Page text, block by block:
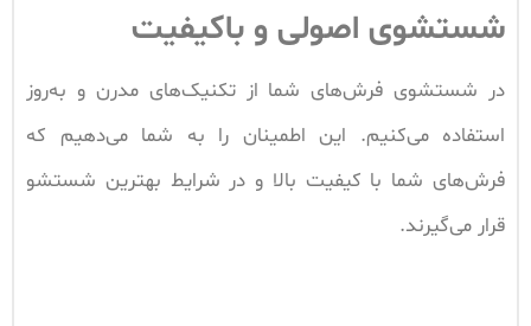
شستشوی اصولی و باکیفیت
در شستشوی فرش‌های شما از تکنیک‌های مدرن و به‌روز
استفاده می‌کنیم. این اطمینان را به شما می‌دهیم که
فرش‌های شما با کیفیت بالا و در شرایط بهترین شستشو
قرار می‌گیرند.